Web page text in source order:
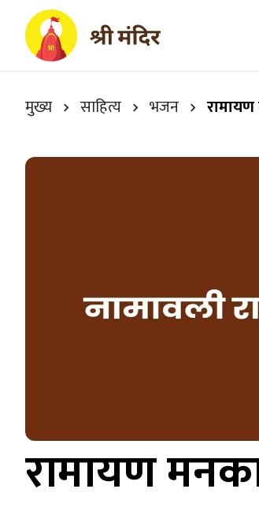
मुख्य साहित्य भजन
रामायण